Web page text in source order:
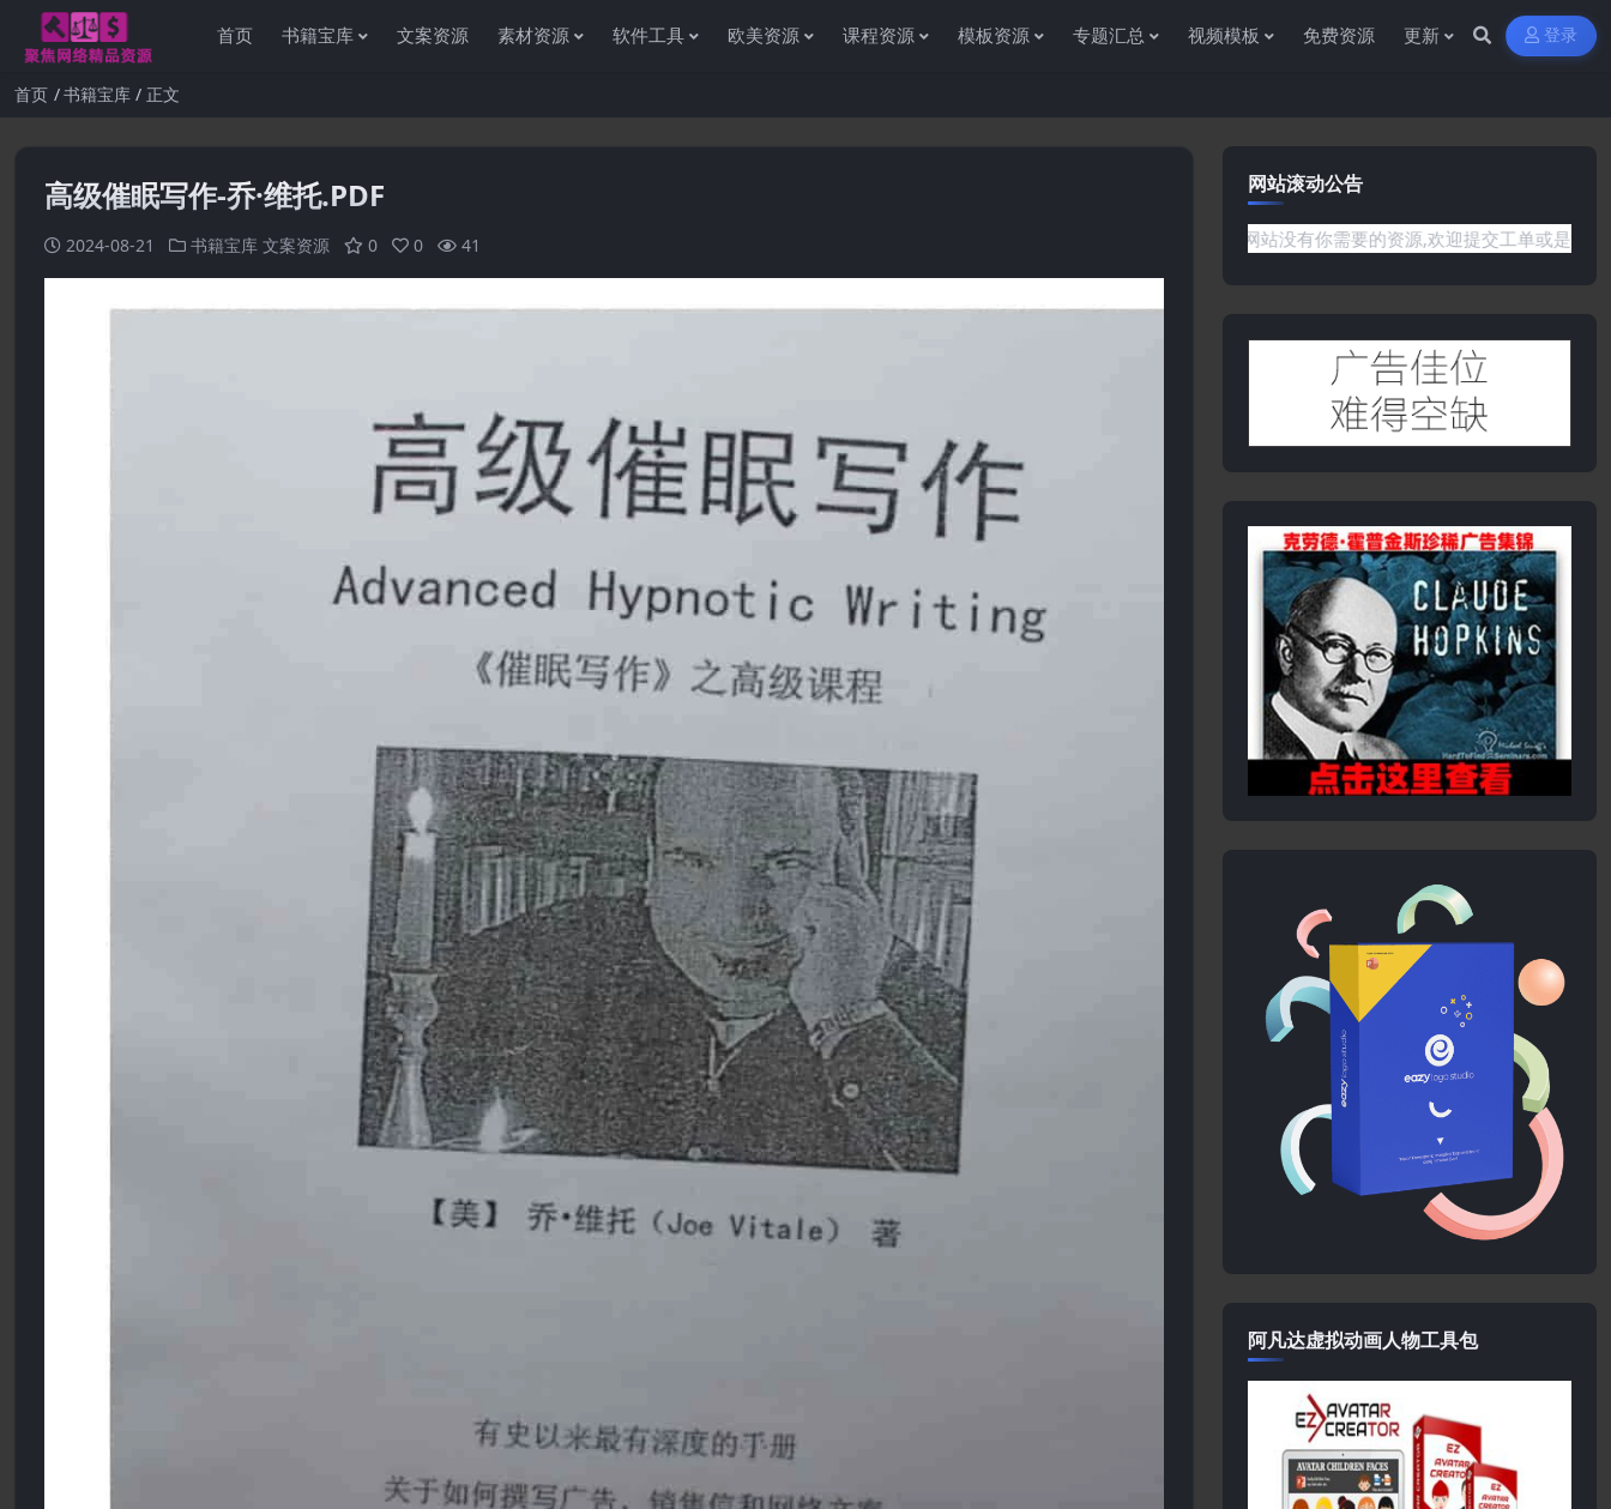
首页 书籍宝库 文案资源 素材资源 软件工具 欧美资源 课程资源 模板资源 专题汇总 视频模板 免费资源 更新 登录
首页 书籍宝库 正文
高级催眠写作-乔·维托.PDF
2024-08-21 书籍宝库 文案资源 0 0 41
网站滚动公告
感谢您访问资源杂货铺获取各种信息资源!如果遇到任何问题或是网站没有你需要的资源,欢迎提交工单或是添加客服微信
阿凡达虚拟动画人物工具包